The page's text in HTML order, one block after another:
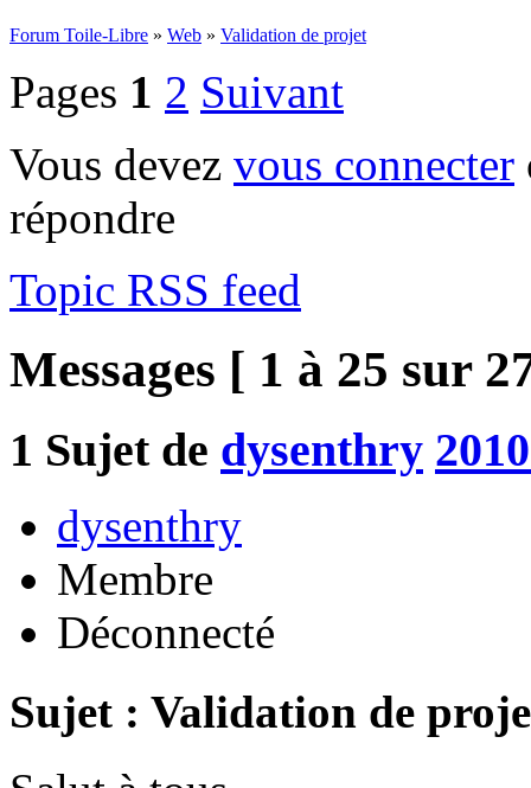
Forum Toile-Libre » Web » Validation de projet
Pages 1 2 Suivant
Vous devez vous connecter
répondre
Topic RSS feed
Messages [ 1 à 25 sur
1 Sujet de dysenthry
dysenthry
Membre
Déconnecté
Sujet : Validation de